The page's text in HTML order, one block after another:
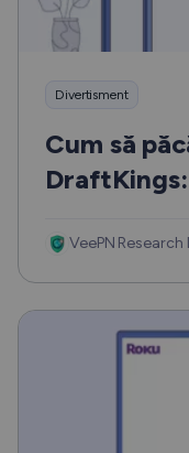
Divertisment
Cum să
VeePN Research